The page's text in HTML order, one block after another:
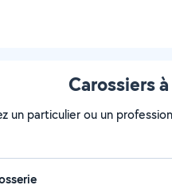
Carossiers
un particulier ou un